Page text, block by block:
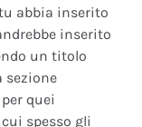
abbia inserito
inserito
un titolo
sezione
quei
spesso gli